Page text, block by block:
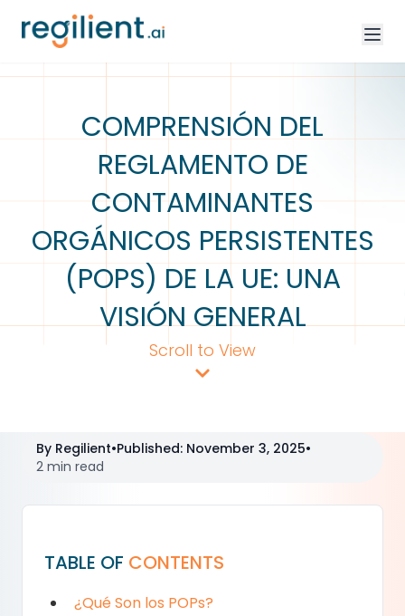
COMPRENSIÓN DEL
REGLAMENTO DE
CONTAMINANTES
ORGÁNICOS PERSISTENTES
(POPS) DE LA UE: UNA
VISIÓN GENERAL
Scroll to View
By Regilient•Published: November 3, 2025•
2 min read
TABLE OF CONTENTS
¿Qué Son los POPs?